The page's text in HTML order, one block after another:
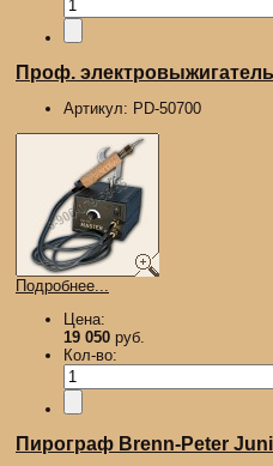
Проф.
Артикул: PD-50700
Подробнее...
Цена:
19 050 руб.
Кол-во:
Пирограф Brenn-Peter